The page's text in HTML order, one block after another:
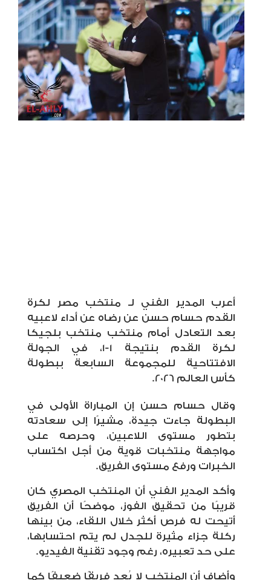
أعرب المدير الفني لـ منتخب مصر لكرة
القدم حسام حسن عن رضاه عن أداء لاعبيه
بعد التعادل أمام منتخب منتخب بلجيكا
لكرة القدم بنتيجة 1-1، في الجولة
الافتتاحية للمجموعة السابعة ببطولة
كأس العالم 2026.
وقال حسام حسن إن المباراة الأولى في
البطولة جاءت جيدة، مشيرًا إلى سعادته
بتطور مستوى اللاعبين، وحرصه على
مواجهة منتخبات قوية من أجل اكتساب
الخبرات ورفع مستوى الفريق.
وأكد المدير الفني أن المنتخب المصري كان
قريبًا من تحقيق الفوز، موضحًا أن الفريق
أتيحت له فرص أكثر خلال اللقاء، من بينها
ركلة جزاء مثيرة للجدل لم يتم احتسابها،
على حد تعبيره، رغم وجود تقنية الفيديو.
وأضاف أن المنتخب لا يُعد فريقًا ضعيفًا كما